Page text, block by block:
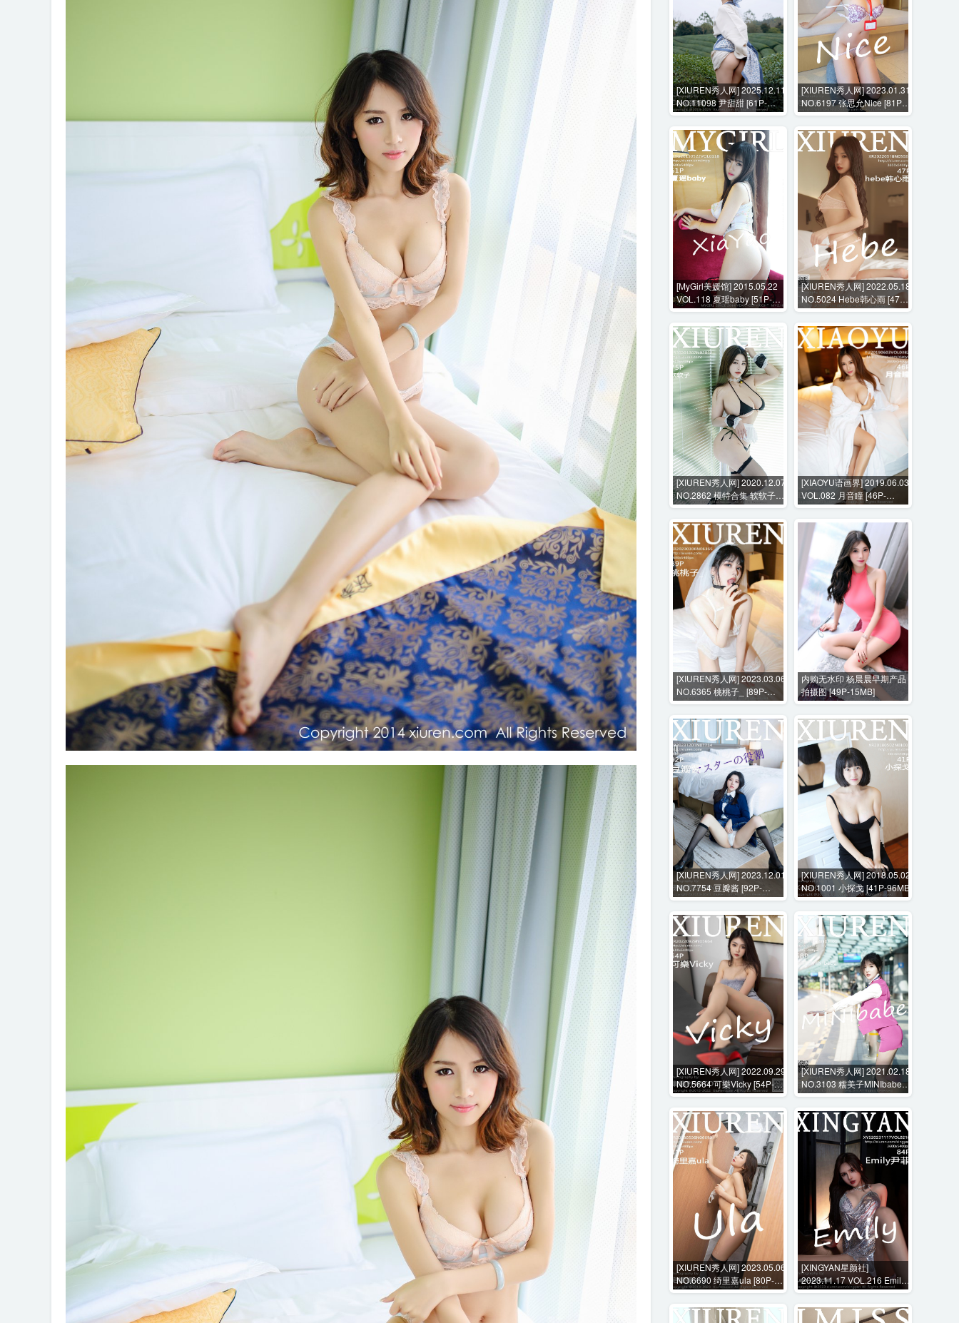
[XIUREN秀人网] 2025.12.11
NO.11098 尹甜甜 [61P-
913MB]
[XIUREN秀人网] 2023.01.31
NO.6197 张思允Nice [81P-
722MB]
[MyGirl美媛馆] 2015.05.22
VOL.118 夏瑶baby [51P-
194MB]
[XIUREN秀人网] 2022.05.18
NO.5024 Hebe韩心雨 [47P-
409MB]
[XIUREN秀人网] 2020.12.07
NO.2862 模特合集 软软子
[75P-672MB]
[XIAOYU语画界] 2019.06.03
VOL.082 月音瞳 [46P-
235MB]
[XIUREN秀人网] 2023.03.06
NO.6365 桃桃子_ [89P-
899MB]
内购无水印 杨晨晨早期产品
拍摄图 [49P-15MB]
[XIUREN秀人网] 2023.12.01
NO.7754 豆瓣酱 [92P-
818MB]
[XIUREN秀人网] 2018.05.02
NO.1001 小探戈 [41P-96MB]
[XIUREN秀人网] 2022.09.29
NO.5664 可樂Vicky [54P-
444MB]
[XIUREN秀人网] 2021.02.18
NO.3103 糯美子MINIbabe
[68P]
[XIUREN秀人网] 2023.05.06
NO.6690 绮里嘉ula [80P-
736MB]
[XINGYAN星颜社]
2023.11.17 VOL.216 Emily
尹菲 [84P-742MB